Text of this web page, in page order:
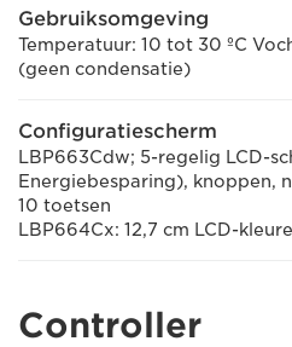
Gebruiksomgeving
Temperatuur: 10 tot 30 ºC
(geen condensatie)
Configuratiescherm
LBP663Cdw; 5-regelig LCD-
Energiebesparing), knoppen,
10 toetsen
LBP664Cx: 12,7 cm LCD-
Controller